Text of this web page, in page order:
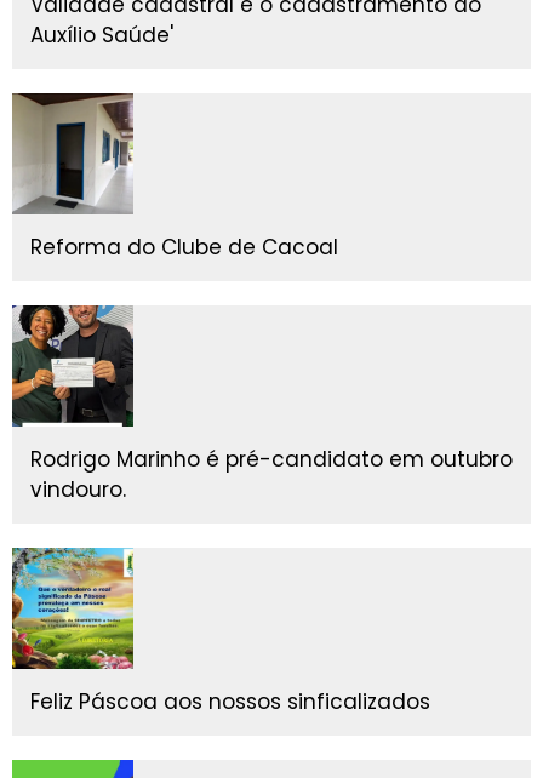
Auxílio Saúde'
Reforma do Clube de Cacoal
Rodrigo Marinho é pré-candidato em outubro
vindouro.
Feliz Páscoa aos nossos sinficalizados